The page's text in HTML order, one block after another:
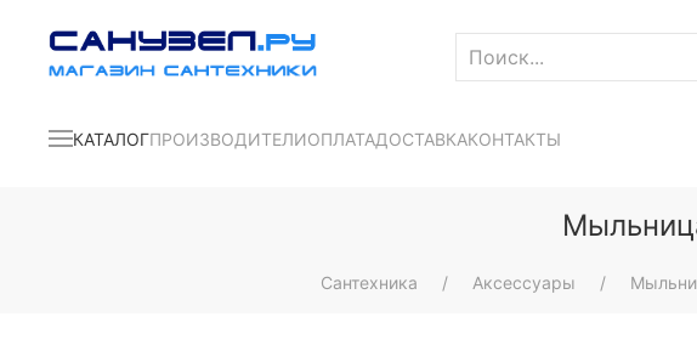
КАТАЛОГПРОИЗВОДИТЕЛИОПЛАТАДОСТАВКАКОНТАКТЫ
Сантехника Аксессуары